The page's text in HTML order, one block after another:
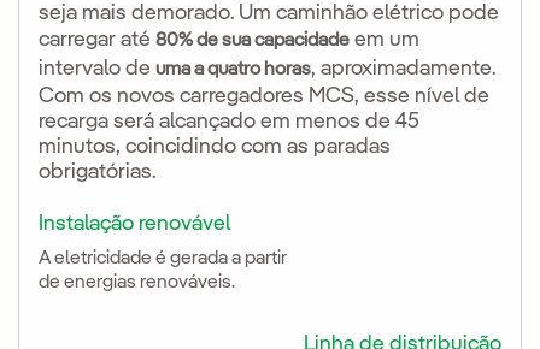
seja mais demorado. Um caminhão elétrico pode
carregar até 80% de sua capacidade em um
intervalo de uma a quatro horas, aproximadamente.
Com os novos carregadores MCS, esse nível de
recarga será alcançado em menos de 45
minutos, coincidindo com as paradas
obrigatórias.
Instalação renovável
A eletricidade é gerada a partir
de energias renováveis.
Linha de distribuição